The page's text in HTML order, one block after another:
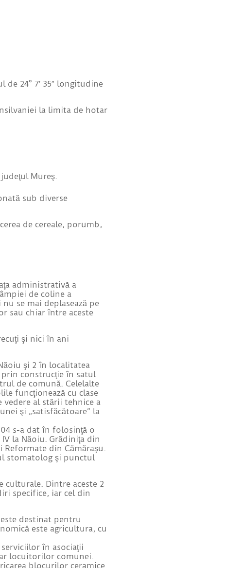
de 24° 7′ 35″ longitudine
la limita de hotar
Mureş.
sub diverse
de cereale, porumb,
administrativă a
de coline a
se mai deplasează pe
sau chiar între aceste
şi nici în ani
şi 2 în localitatea
prin construcţie în satul
de comună. Celelalte
funcţionează cu clase
al stării tehnice a
şi „satisfăcătoare” la
s-a dat în folosinţă o
la Năoiu. Grădiniţa din
din Cămăraşu.
stomatolog şi punctul
culturale. Dintre aceste 2
specifice, iar cel din
destinat pentru
este agricultura, cu
în asociaţii
locuitorilor comunei.
blocurilor ceramice